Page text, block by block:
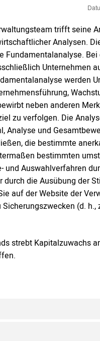
trifft seine
Analysen.
Fundamentalanalyse.
Unternehmen
werden
neben anderen
zu verfolgen. Die
Analyse und
die bestimmte
bestimmten
und Auswahlverfahren
durch die Ausübung der
auf der Website der
Sicherungszwecken (d.
strebt Kapitalzuwachs